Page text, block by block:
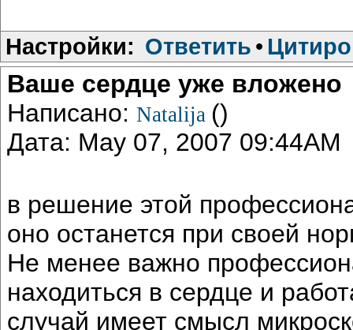
Настройки: Ответить •
Ваше сердце уже вложено
Написано: Natalija ()
Дата: May 07, 2007 09:44AM
в решение этой
оно останется при своей
Не менее важно
находиться в сердце и
случай имеет смысл